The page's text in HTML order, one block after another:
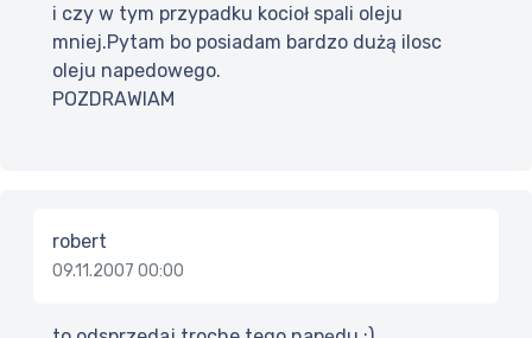
i czy w tym przypadku kocioł spali oleju
mniej.Pytam bo posiadam bardzo dużą ilosc
oleju napedowego.
POZDRAWIAM
robert
09.11.2007 00:00